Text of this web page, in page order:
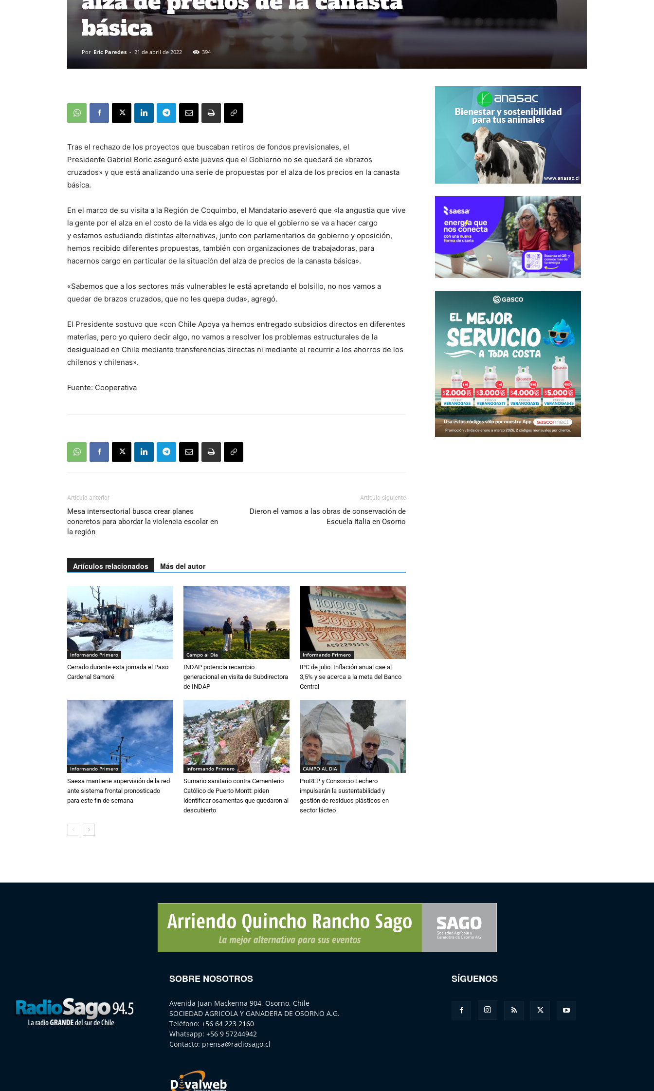
básica
Por Eric Paredes - 21 de abril de 2022 394
Tras el rechazo de los proyectos que buscaban retiros de fondos previsionales, el
Presidente Gabriel Boric aseguró este jueves que el Gobierno no se quedará de «brazos
cruzados» y que está analizando una serie de propuestas por el alza de los precios en la canasta
básica.
En el marco de su visita a la Región de Coquimbo, el Mandatario aseveró que «la angustia que vive
la gente por el alza en el costo de la vida es algo de lo que el gobierno se va a hacer cargo
y estamos estudiando distintas alternativas, junto con parlamentarios de gobierno y oposición,
hemos recibido diferentes propuestas, también con organizaciones de trabajadoras, para
hacernos cargo en particular de la situación del alza de precios de la canasta básica».
«Sabemos que a los sectores más vulnerables le está apretando el bolsillo, no nos vamos a
quedar de brazos cruzados, que no les quepa duda», agregó.
El Presidente sostuvo que «con Chile Apoya ya hemos entregado subsidios directos en diferentes
materias, pero yo quiero decir algo, no vamos a resolver los problemas estructurales de la
desigualdad en Chile mediante transferencias directas ni mediante el recurrir a los ahorros de los
chilenos y chilenas».
Fuente: Cooperativa
Artículo anterior
Mesa intersectorial busca crear planes
concretos para abordar la violencia escolar en
la región
Artículo siguiente
Dieron el vamos a las obras de conservación de
Escuela Italia en Osorno
Artículos relacionados Más del autor
Informando Primero
Cerrado durante esta jornada el Paso
Cardenal Samoré
Campo al Día
INDAP potencia recambio
generacional en visita de Subdirectora
de INDAP
Informando Primero
IPC de julio: Inflación anual cae al
3,5% y se acerca a la meta del Banco
Central
Informando Primero
Saesa mantiene supervisión de la red
ante sistema frontal pronosticado
para este fin de semana
Informando Primero
Sumario sanitario contra Cementerio
Católico de Puerto Montt: piden
identificar osamentas que quedaron al
descubierto
CAMPO AL DIA
ProREP y Consorcio Lechero
impulsarán la sustentabilidad y
gestión de residuos plásticos en
sector lácteo
SOBRE NOSOTROS
Avenida Juan Mackenna 904, Osorno, Chile
SOCIEDAD AGRICOLA Y GANADERA DE OSORNO A.G.
Teléfono: +56 64 223 2160
Whatsapp: +56 9 57244942
Contacto: prensa@radiosago.cl
SÍGUENOS